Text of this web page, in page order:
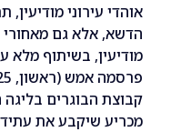
מודיעין, תתכוננו
גם מאחורי הקלעים:
בשיתוף מלא עם עיריית
פרסמה אמש
הבוגרים בליגה הלאומית.
שיקבע את עתידה של